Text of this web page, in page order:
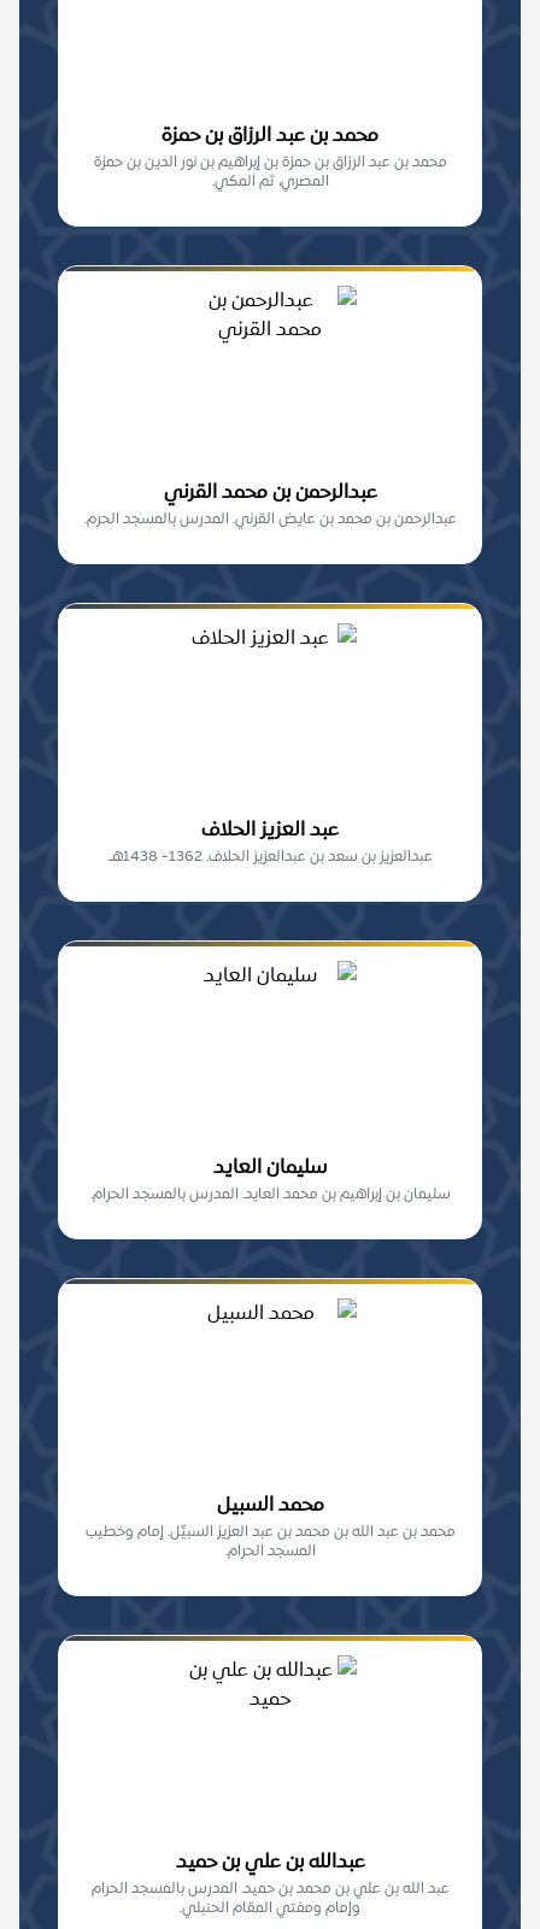
محمد بن عبد الرزاق بن حمزة
محمد بن عبد الرزاق بن حمزة بن إبراهيم بن نور الدين بن حمزة
المصري، ثم المكي.
عبدالرحمن بن محمد القرني
عبدالرحمن بن محمد بن عايض القرني. المدرس بالمسجد الحرم.
عبد العزيز الحلاف
عبدالعزيز بن سعد بن عبدالعزيز الحلاف. 1362- 1438هـ.
سليمان العايد
سليمان بن إبراهيم بن محمد العايد. المدرس بالمسجد الحرام.
محمد السبيل
محمد بن عبد الله بن محمد بن عبد العزيز السبيِّل. إمام وخطيب
المسجد الحرام.
عبدالله بن علي بن حميد
عبد الله بن علي بن محمد بن حميد. المدرس بالمسجد الحرام
وإمام ومفتي المقام الحنبلي.